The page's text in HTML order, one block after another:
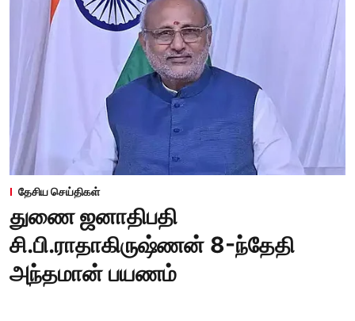
தேசிய செய்திகள்
துணை ஜனாதிபதி
சி.பி.ராதாகிருஷ்ணன் 8-ந்தேதி
அந்தமான் பயணம்